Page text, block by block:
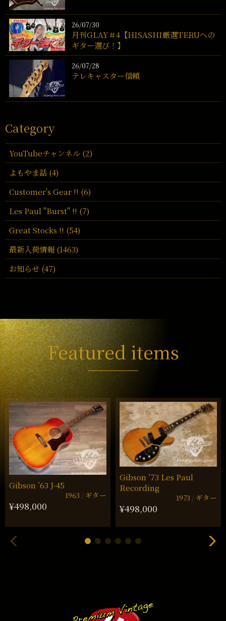
26/07/30
月刊GLAY＃4【HISASHI厳選TERUへの
ギター選び！】
26/07/28
テレキャスター信頼
Category
YouTubeチャンネル (2)
よもやま話 (4)
Customer's Gear !! (6)
Les Paul "Burst" !! (7)
Great Stocks !! (54)
最新入荷情報 (1463)
お知らせ (47)
Featured items
Gibson ’63 J-45
1963 ギター
¥498,000
Gibson ’73 Les Paul
Recording
1973 ギター
¥498,000